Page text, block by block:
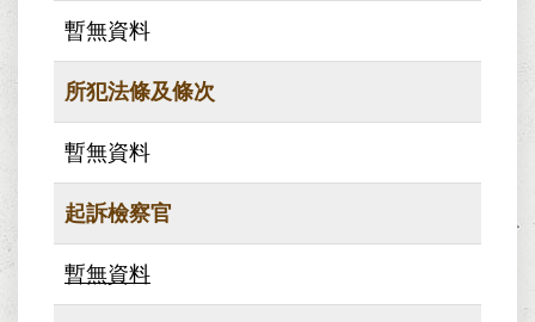
暫無資料
所犯法條及條次
暫無資料
起訴檢察官
暫無資料